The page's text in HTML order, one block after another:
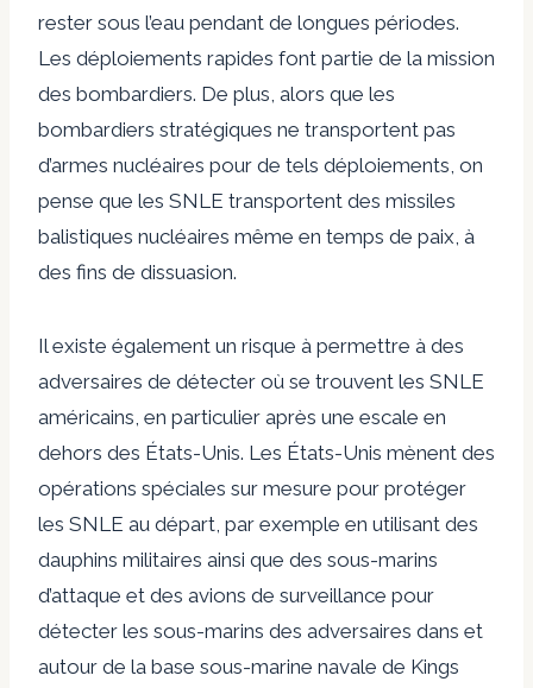
rester sous l’eau pendant de longues périodes.
Les déploiements rapides font partie de la mission
des bombardiers. De plus, alors que les
bombardiers stratégiques ne transportent pas
d’armes nucléaires pour de tels déploiements, on
pense que les SNLE transportent des missiles
balistiques nucléaires même en temps de paix, à
des fins de dissuasion.
Il existe également un risque à permettre à des
adversaires de détecter où se trouvent les SNLE
américains, en particulier après une escale en
dehors des États-Unis. Les États-Unis mènent des
opérations spéciales sur mesure pour protéger
les SNLE au départ, par exemple en utilisant des
dauphins militaires ainsi que des sous-marins
d’attaque et des avions de surveillance pour
détecter les sous-marins des adversaires dans et
autour de la base sous-marine navale de Kings